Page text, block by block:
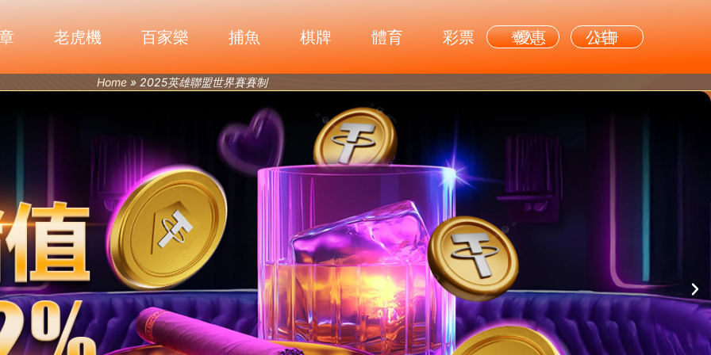
老虎機 百家樂 捕魚 棋牌 體育 彩票 優惠 公告
登入 註冊
Home» 2025英雄聯盟世界賽賽制